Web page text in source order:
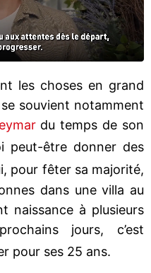
les choses en grand
souvient notamment
du temps de son
peut-être donner des
pour fêter sa majorité,
dans une villa au
naissance à plusieurs
jours, c’est
pour ses 25 ans.